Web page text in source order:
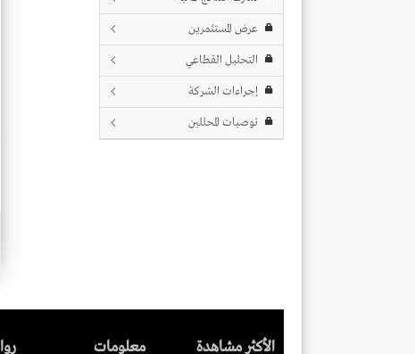
عرض المستثمرين
التحليل القطاعي
إجراءات الشركة
توصيات المحللين
الأكثر مشاهدة معلومات